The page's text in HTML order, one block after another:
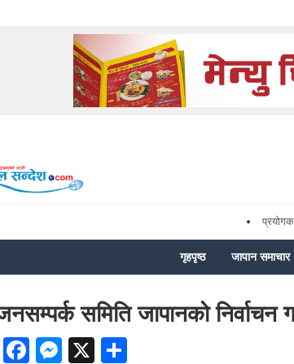
गृहपृष्ठ जापान समाचार
समिति जापानको निर्वाचन
Facebook
Messenger
X